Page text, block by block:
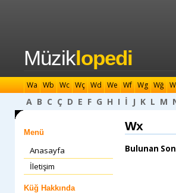
Müziklopedi
Wa Wb Wc Wç Wd We Wf Wg Wğ
A B C Ç D E F G H I İ J K L M
Menü
Anasayfa
İletişim
Küğ Hakkında
Wx
Bulunan